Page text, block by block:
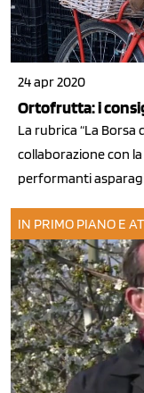
24 apr 2020
Ortofrutta: i
La rubrica “La Borsa
collaborazione con
performanti
IN PRIMO PIANO E